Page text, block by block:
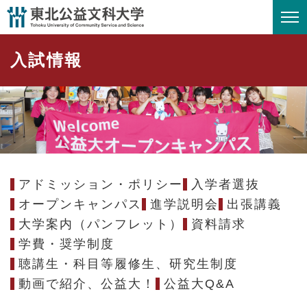
ペ
頭
で
す
。
メニューを飛ばして本文へ
入試情報
アドミッション・ポリシー
入学者選抜
オープンキャンパス
進学説明会
出張講義
大学案内（パンフレット）
資料請求
学費・奨学制度
聴講生・科目等履修生、研究生制度
動画で紹介、公益大！
公益大Q&A